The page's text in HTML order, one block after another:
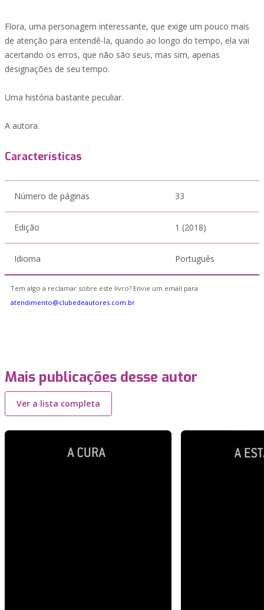
Flora, uma personagem interessante, que exige um pouco mais
de atenção para entendê-la, quando ao longo do tempo, ela vai
acertando os erros, que não são seus, mas sim, apenas
designações de seu tempo.
Uma história bastante peculiar.
A autora.
Características
Número de páginas 33
Edição 1 (2018)
Idioma Português
Tem algo a reclamar sobre este livro? Envie um email para
atendimento@clubedeautores.com.br
Mais publicações desse autor
Ver a lista completa